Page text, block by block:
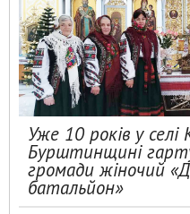
Уже 10 років у селі
Бурштинщині
громади жіночий
батальйон»